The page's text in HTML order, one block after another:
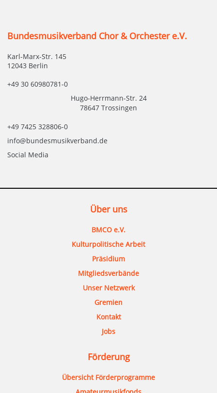
Bundesmusikverband Chor & Orchester e.V.
Karl-Marx-Str. 145
12043 Berlin
+49 30 60980781-0
Hugo-Herrmann-Str. 24
78647 Trossingen
+49 7425 328806-0
info@bundesmusikverband.de
Social Media
Über uns
BMCO e.V.
Kulturpolitische Arbeit
Präsidium
Mitgliedsverbände
Unser Netzwerk
Gremien
Kontakt
Jobs
Förderung
Übersicht Förderprogramme